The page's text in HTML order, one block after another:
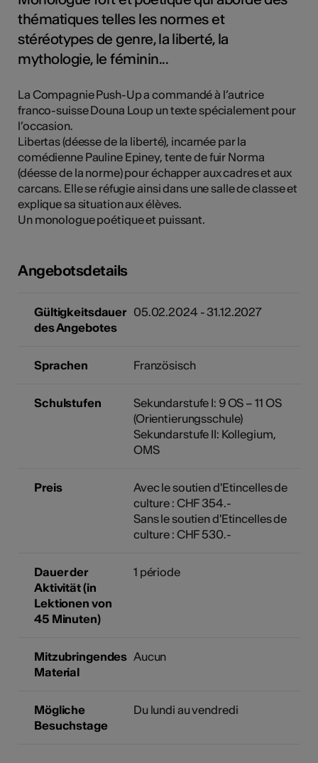
thématiques telles les normes et
stéréotypes de genre, la liberté, la
mythologie, le féminin...
La Compagnie Push-Up a commandé à l’autrice
franco-suisse Douna Loup un texte spécialement pour
l’occasion.
Libertas (déesse de la liberté), incarnée par la
comédienne Pauline Epiney, tente de fuir Norma
(déesse de la norme) pour échapper aux cadres et aux
carcans. Elle se réfugie ainsi dans une salle de classe et
explique sa situation aux élèves.
Un monologue poétique et puissant.
Angebotsdetails
Gültigkeitsdauer
des Angebotes
05.02.2024 - 31.12.2027
Sprachen Französisch
Schulstufen
Sekundarstufe I: 9 OS – 11 OS
(Orientierungsschule)
Sekundarstufe II: Kollegium,
OMS
Preis
Avec le soutien d'Etincelles de
culture : CHF 354.-
Sans le soutien d'Etincelles de
culture : CHF 530.-
Dauer der
Aktivität (in
Lektionen von
45 Minuten)
1 période
Mitzubringendes
Material
Aucun
Mögliche
Besuchstage
Du lundi au vendredi